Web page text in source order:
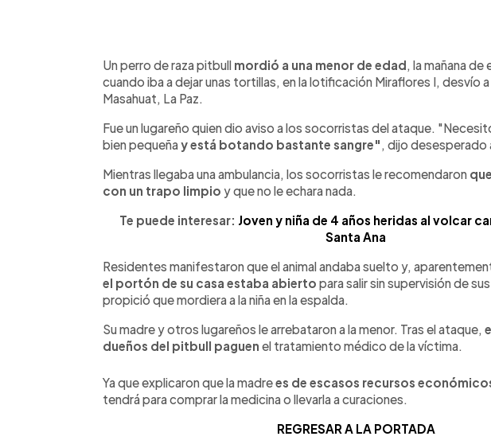
► Escuchar artículo
Un perro de raza pitbull mordió a una menor de edad, la mañana
cuando iba a dejar unas tortillas, en la lotificación Miraflores I, desvío
Masahuat, La Paz.
Fue un lugareño quien dio aviso a los socorristas del ataque.
bien pequeñay está botando bastante sangre", dijo desesperado
Mientras llegaba una ambulancia, los socorristas le recomendaron
con un trapo limpio y que no le echara nada.
Te puede interesar: Joven y niña de 4 años heridas al volcar
Santa Ana
Residentes manifestaron que el animal andaba suelto y,
el portón de su casa estaba abierto para salir sin supervisión de
propició que mordiera a la niña en la espalda.
Su madre y otros lugareños le arrebataron a la menor. Tras el ataque,
dueños del pitbull paguen el tratamiento médico de la víctima.
Ya que explicaron que la madrees de escasos recursos
tendrá para comprar la medicina o llevarla a curaciones.
REGRESAR A LA PORTADA